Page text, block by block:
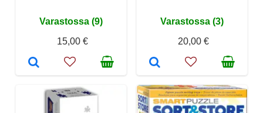
Varastossa (9)
15,00 €
Varastossa (3)
20,00 €